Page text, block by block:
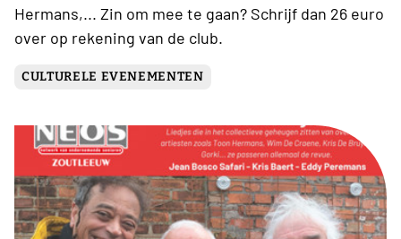
Hermans,... Zin om mee te gaan? Schrijf dan 26 euro
over op rekening van de club.
CULTURELE EVENEMENTEN